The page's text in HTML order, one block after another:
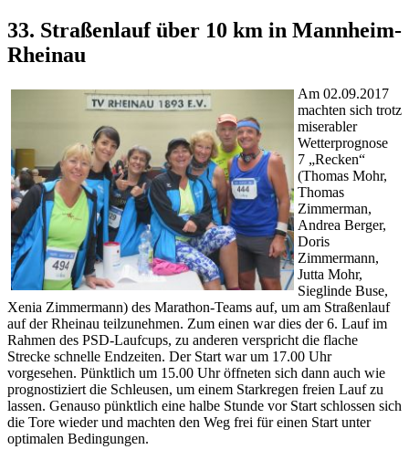
33. Straßenlauf über 10 km in Mannheim-
Rheinau
Am 02.09.2017
machten sich trotz
miserabler
Wetterprognose
7 „Recken“
(Thomas Mohr,
Thomas
Zimmerman,
Andrea Berger,
Doris
Zimmermann,
Jutta Mohr,
Sieglinde Buse,
Xenia Zimmermann) des Marathon-Teams auf, um am Straßenlauf
auf der Rheinau teilzunehmen. Zum einen war dies der 6. Lauf im
Rahmen des PSD-Laufcups, zu anderen verspricht die flache
Strecke schnelle Endzeiten. Der Start war um 17.00 Uhr
vorgesehen. Pünktlich um 15.00 Uhr öffneten sich dann auch wie
prognostiziert die Schleusen, um einem Starkregen freien Lauf zu
lassen. Genauso pünktlich eine halbe Stunde vor Start schlossen sich
die Tore wieder und machten den Weg frei für einen Start unter
optimalen Bedingungen.